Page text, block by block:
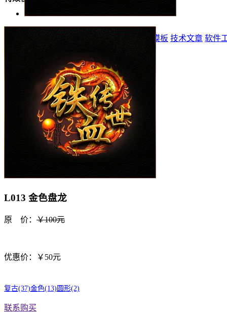
特效模板 技术文章 软件
L013 金色盘龙
原 价： ￥100元
优惠价：￥50元
复古(37)金色(13) 圆形(2)
联系购买